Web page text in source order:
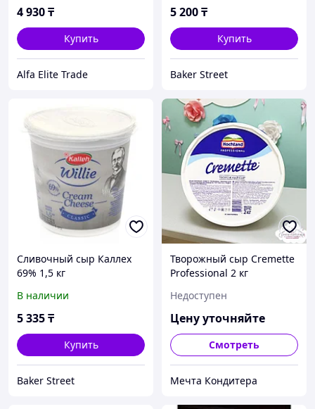
4 930₸
Купить
Alfa Elite Trade
5 200₸
Купить
Baker Street
Сливочный сыр Каллех
69% 1,5 кг
В наличии
5 335₸
Купить
Baker Street
Творожный сыр Cremette
Professional 2 кг
Недоступен
Цену уточняйте
Смотреть
Мечта Кондитера